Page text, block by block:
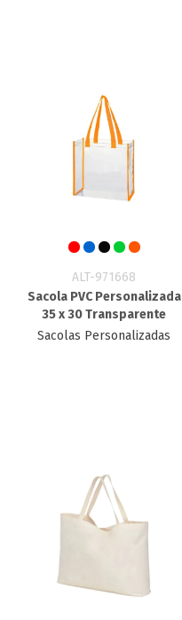
ALT-971668
Sacola PVC Personalizada
35 x 30 Transparente
Sacolas Personalizadas